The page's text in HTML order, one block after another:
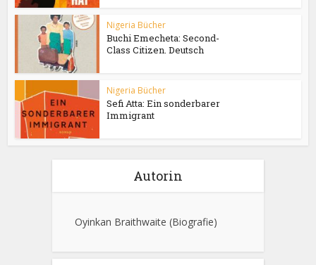
Nigeria Bücher
Buchi Emecheta: Second-
Class Citizen. Deutsch
Nigeria Bücher
Sefi Atta: Ein sonderbarer
Immigrant
Autorin
Oyinkan Braithwaite (Biografie)